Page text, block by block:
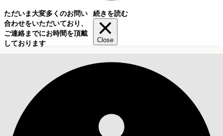
ただいま大変多くのお問い
合わせをいただいており、
ご連絡までにお時間を頂戴
しております
続きを読む
Close